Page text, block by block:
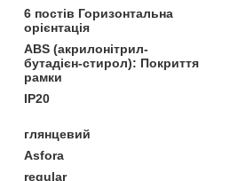
6 постів Горизонтальна
орієнтація
ABS (акрилонітрил-
бутадієн-стирол): Покриття
рамки
IP20
глянцевий
Asfora
regular